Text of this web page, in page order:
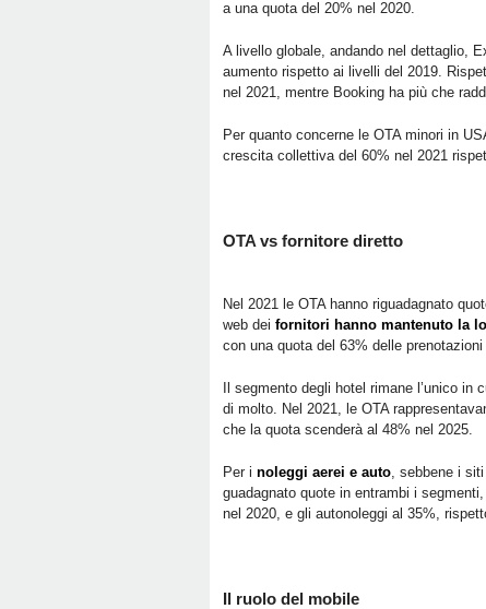
a una quota del 20% nel 2020.
A livello globale, andando nel dettaglio,
aumento rispetto ai livelli del 2019.
nel 2021, mentre Booking ha più che
Per quanto concerne le OTA minori in
crescita collettiva del 60% nel 2021
OTA vs fornitore diretto
Nel 2021 le OTA hanno riguadagnato
web dei fornitori hanno mantenuto la
con una quota del 63% delle prenotazioni
Il segmento degli hotel rimane l’unico
di molto. Nel 2021, le OTA
che la quota scenderà al 48% nel 2025.
Per i noleggi aerei e auto, sebbene i
guadagnato quote in entrambi i
nel 2020, e gli autonoleggi al 35%,
Il ruolo del mobile